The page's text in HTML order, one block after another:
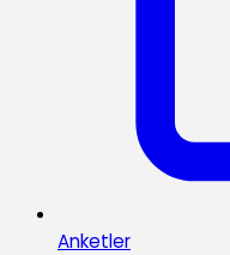
Anketler